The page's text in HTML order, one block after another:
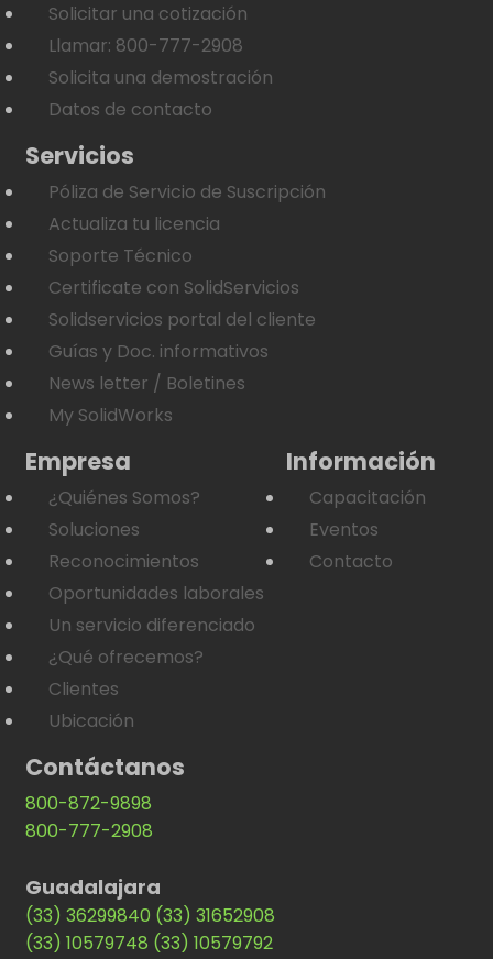
Solicitar una cotización
Llamar: 800-777-2908
Solicita una demostración
Datos de contacto
Servicios
Póliza de Servicio de Suscripción
Actualiza tu licencia
Soporte Técnico
Certificate con SolidServicios
Solidservicios portal del cliente
Guías y Doc. informativos
News letter / Boletines
My SolidWorks
Empresa
¿Quiénes Somos?
Soluciones
Reconocimientos
Oportunidades laborales
Un servicio diferenciado
¿Qué ofrecemos?
Clientes
Ubicación
Información
Capacitación
Eventos
Contacto
Contáctanos
800-872-9898
800-777-2908
Guadalajara
(33) 36299840 (33) 31652908
(33) 10579748 (33) 10579792